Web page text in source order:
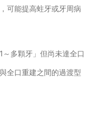
可能提高蛀牙或牙周病
多顆牙」但尚未達全口
全口重建之間的過渡型